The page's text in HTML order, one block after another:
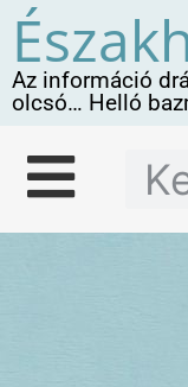
Az információ
olcsó… Helló